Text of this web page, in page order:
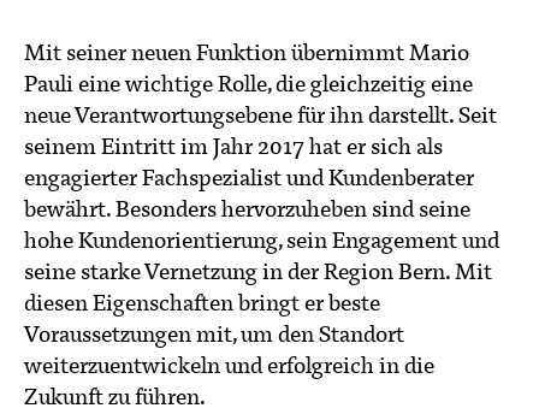
Mit seiner neuen Funktion übernimmt Mario
Pauli eine wichtige Rolle, die gleichzeitig eine
neue Verantwortungsebene für ihn darstellt. Seit
seinem Eintritt im Jahr 2017 hat er sich als
engagierter Fachspezialist und Kundenberater
bewährt. Besonders hervorzuheben sind seine
hohe Kundenorientierung, sein Engagement und
seine starke Vernetzung in der Region Bern. Mit
diesen Eigenschaften bringt er beste
Voraussetzungen mit, um den Standort
weiterzuentwickeln und erfolgreich in die
Zukunft zu führen.